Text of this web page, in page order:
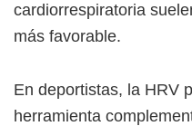
cardiorrespiratoria
más favorable.
En deportistas, la HRV
herramienta